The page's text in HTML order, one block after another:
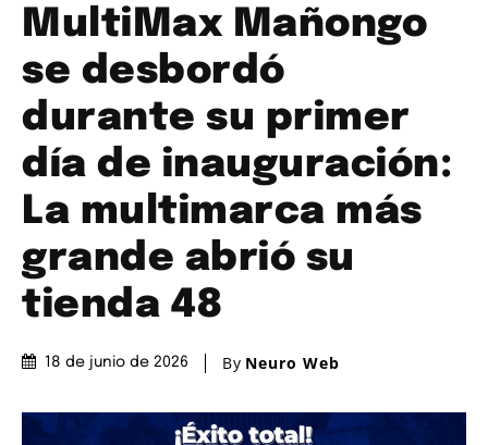
MultiMax Mañongo
se desbordó
durante su primer
día de inauguración:
La multimarca más
grande abrió su
tienda 48
18 de junio de 2026 By Neuro Web